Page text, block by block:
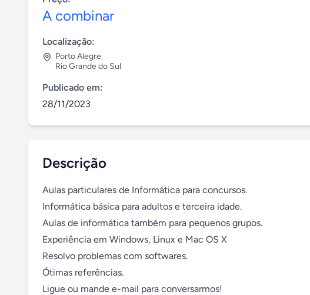
A combinar
Localização:
Porto Alegre
Rio Grande do Sul
Publicado em:
28/11/2023
Descrição
Aulas particulares de Informática para concursos.
Informática básica para adultos e terceira idade.
Aulas de informática também para pequenos grupos.
Experiência em Windows, Linux e Mac OS X
Resolvo problemas com softwares.
Ótimas referências.
Ligue ou mande e-mail para conversarmos!